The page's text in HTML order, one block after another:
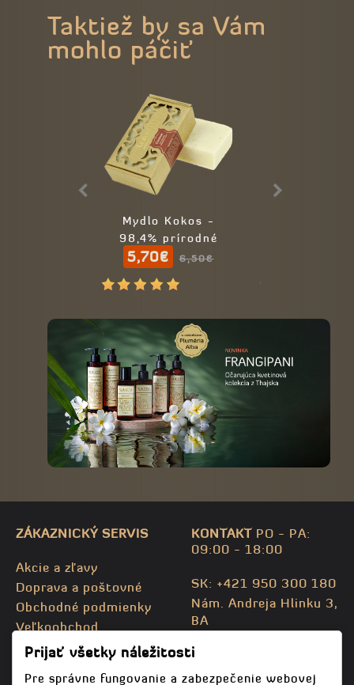
Taktiež by sa Vám
mohlo páčiť
Mydlo Kokos -
98,4% prírodné
5,70€ 6,50€
ZÁKAZNICKÝ SERVIS
Akcie a zľavy
Doprava a poštovné
Obchodné podmienky
Veľkoobchod
Kontaktujte nás
Mapa stránky
KONTAKTPO - PA:
09:00 - 18:00
SK: +421 950 300 180
Nám. Andreja Hlinku 3,
BA
info@bodhispa.sk
info@bodhi.cz
Prijať všetky náležitosti
Pre správne fungovanie a zabezpečenie webovej